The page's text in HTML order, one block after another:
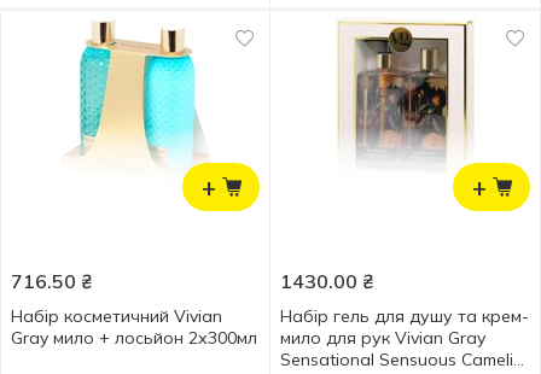
+
716.50 ₴
Набір косметичний Vivian
Gray мило + лосьйон 2х300мл
+
1430.00 ₴
Набір гель для душу та крем-
мило для рук Vivian Gray
Sensational Sensuous Camelia